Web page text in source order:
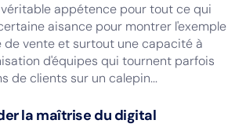
appétence pour tout ce qui
aisance pour montrer l'exemple
de vente et surtout une capacité à
d'équipes qui tournent parfois
de clients sur un calepin...
la maîtrise du digital